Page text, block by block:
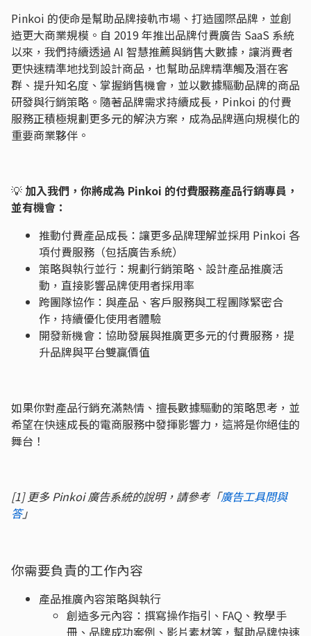
Pinkoi 的使命是幫助品牌接軌市場、打造國際品牌，並創
造更大商業規模。自 2019 年推出品牌付費廣告 SaaS 系統
以來，我們持續透過 AI 智慧推薦與銷售大數據，讓消費者
更快速精準地找到設計商品，也幫助品牌精準觸及潛在客
群、提升知名度、掌握銷售機會，並以數據驅動品牌的商品
研發與行銷策略。隨著品牌需求持續成長，Pinkoi 的付費
服務正積極規劃更多元的解決方案，成為品牌邁向規模化的
重要商業夥伴。
💡 加入我們，你將成為 Pinkoi 的付費服務產品行銷專員，
並有機會：
推動付費產品成長：讓更多品牌理解並採用 Pinkoi 各
項付費服務（包括廣告系統）
策略與執行並行：規劃行銷策略、設計產品推廣活
動，直接影響品牌使用者採用率
跨團隊協作：與產品、客戶服務與工程團隊緊密合
作，持續優化使用者體驗
開發新機會：協助發展與推廣更多元的付費服務，提
升品牌與平台雙贏價值
如果你對產品行銷充滿熱情、擅長數據驅動的策略思考，並
希望在快速成長的電商服務中發揮影響力，這將是你絕佳的
舞台！
[1] 更多 Pinkoi 廣告系統的說明，請參考「廣告工具問與
答」
你需要負責的工作內容
產品推廣內容策略與執行
創造多元內容：撰寫操作指引、FAQ、教學手
冊、品牌成功案例、影片素材等，幫助品牌快速